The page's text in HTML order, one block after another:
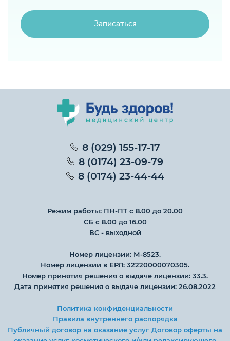
Записаться
8 (029) 155-17-17
8 (0174) 23-09-79
8 (0174) 23-44-44
Режим работы: ПН-ПТ с 8.00 до 20.00
СБ с 8.00 до 16.00
ВС - выходной
Номер лицензии: М-8523.
Номер лицензии в ЕРЛ: 32220000070305.
Номер принятия решения о выдаче лицензии: 33.3.
Дата принятия решения о выдаче лицензии: 26.08.2022
Политика конфиденциальности
Правила внутреннего распорядка
Публичный договор на оказание услуг Договор оферты на